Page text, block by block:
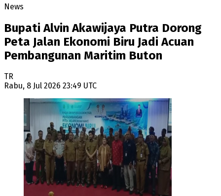
News
Bupati Alvin Akawijaya Putra Dorong
Peta Jalan Ekonomi Biru Jadi Acuan
Pembangunan Maritim Buton
TR
Rabu, 8 Jul 2026 23:49 UTC